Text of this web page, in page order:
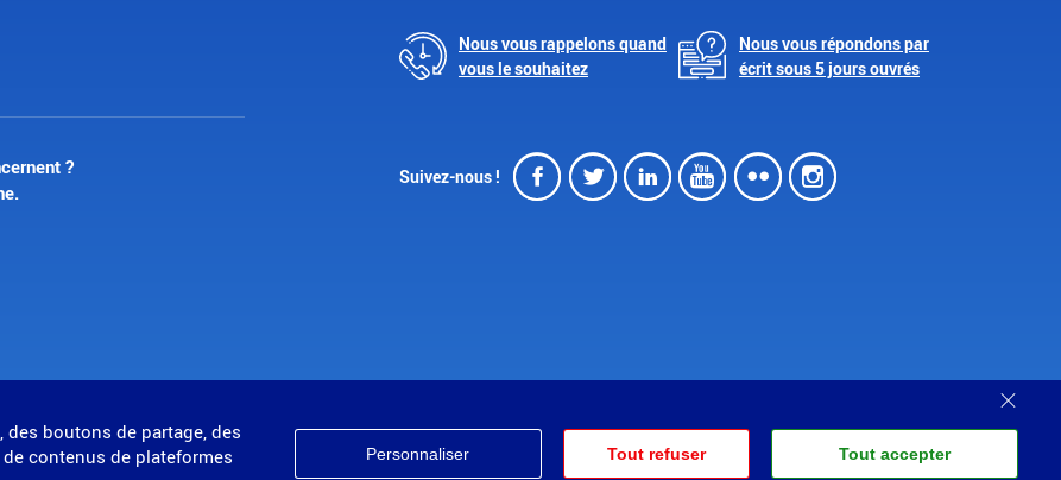
boutons de partage, des
contenus de plateformes
Personnaliser Tout refuser Tout accepter
Nous vous rappelons quand
vous le souhaitez
Nous vous répondons par
écrit sous 5 jours ouvrés
?
Suivez-nous ! Facebook
Twitter
LinkedIn
Youtube
FlickrInstagram
Accessibilité : non conforme Plan du site